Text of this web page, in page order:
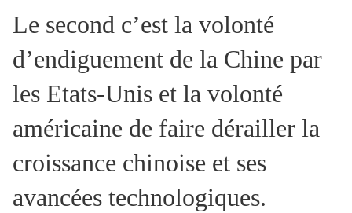
Le second c’est la volonté
d’endiguement de la Chine par
les Etats-Unis et la volonté
américaine de faire dérailler la
croissance chinoise et ses
avancées technologiques.